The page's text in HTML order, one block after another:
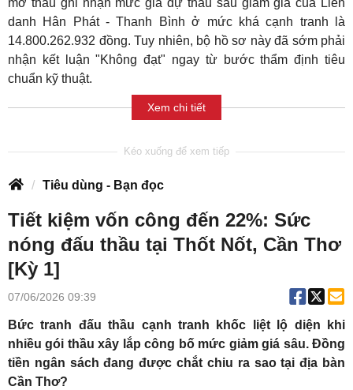
mở thầu ghi nhận mức giá dự thầu sau giảm giá của Liên
danh Hân Phát - Thanh Bình ở mức khá cạnh tranh là
14.800.262.932 đồng. Tuy nhiên, bộ hồ sơ này đã sớm phải
nhận kết luận "Không đạt" ngay từ bước thẩm định tiêu
chuẩn kỹ thuật.
Xem chi tiết
Tiêu dùng - Bạn đọc
Tiết kiệm vốn công đến 22%: Sức
nóng đấu thầu tại Thốt Nốt, Cần Thơ
[Kỳ 1]
07/06/2026 09:39
Bức tranh đấu thầu cạnh tranh khốc liệt lộ diện khi
nhiều gói thầu xây lắp công bố mức giảm giá sâu. Đồng
tiền ngân sách đang được chắt chiu ra sao tại địa bàn
Cần Thơ?